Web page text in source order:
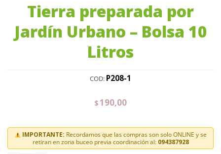
Tierra preparada por
Jardín Urbano – Bolsa 10
Litros
COD: P208-1
$190,00
IMPORTANTE: Recordamos que las compras son solo ONLINE y se
retiran en zona buceo previa coordinación al: 094387928